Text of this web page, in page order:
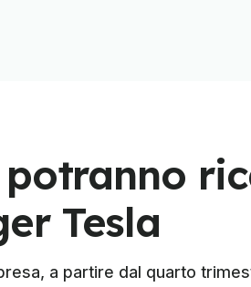
potranno
Tesla
a partire dal quarto